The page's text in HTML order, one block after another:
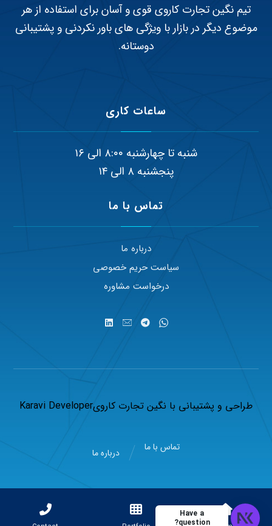
تیم نگین تجارت کاروی قوی و آسان برای استفاده از هر
موضوع دیگر در بازار با ویژگی های باور نکردنی و پشتیبانی
دوستانه.
ساعات کاری
شنبه تا چهارشنبه ۸:۰۰ الی ۱۶
پنجشنبه ۸ الی ۱۴
تماس با ما
درباره ما
سیاست حریم خصوصی
درخواست مشاوره
طراحی و پشتیبانی با نگین تجارت کارویKaravi Developer
تماس با ما درباره ما
Have a
question?